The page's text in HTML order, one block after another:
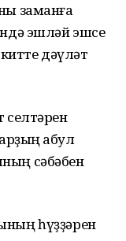
заманға
эшләй эшсе
дәүләт
селтәрен
ҡабул
сәбәбен
һүҙҙәрен